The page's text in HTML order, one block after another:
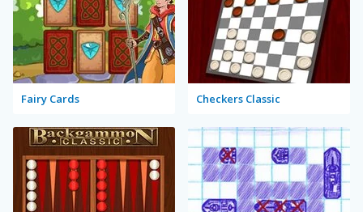
Fairy Cards Checkers Classic